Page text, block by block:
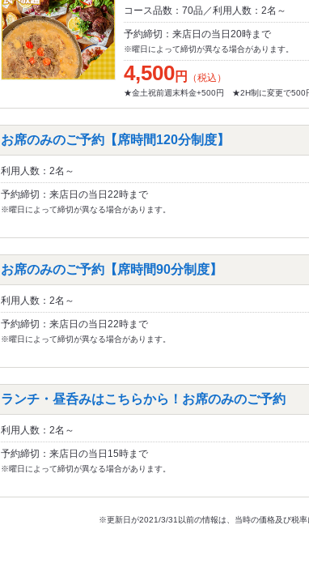
コース品数：70品／利用人数：2名～
予約締切：来店日の当日20時まで
※曜日によって締切が異なる場合があります。
4,500円 （税込）
★金土祝前週末料金+500円 ★2H制に変更で500
お席のみのご予約【席時間120分制度】
利用人数：2名～
予約締切：来店日の当日22時まで
※曜日によって締切が異なる場合があります。
お席のみのご予約【席時間90分制度】
利用人数：2名～
予約締切：来店日の当日22時まで
※曜日によって締切が異なる場合があります。
ランチ・昼呑みはこちらから！お席のみのご予約
利用人数：2名～
予約締切：来店日の当日15時まで
※曜日によって締切が異なる場合があります。
※更新日が2021/3/31以前の情報は、当時の価格及び税率